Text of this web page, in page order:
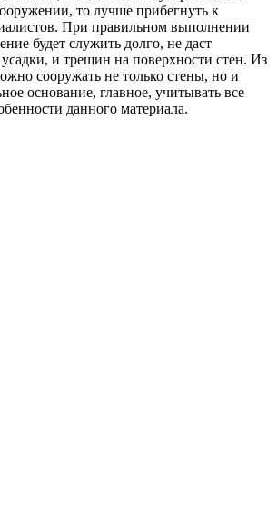
то лучше прибегнуть к
При правильном выполнении
будет служить долго, не даст
усадки, и трещин на поверхности стен. Из
сооружать не только стены, но и
основание, главное, учитывать все
данного материала.